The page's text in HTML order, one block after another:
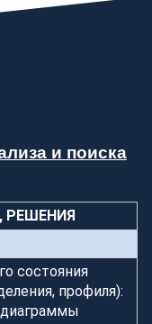
и поиска
РЕШЕНИЯ
состояния
профиля):